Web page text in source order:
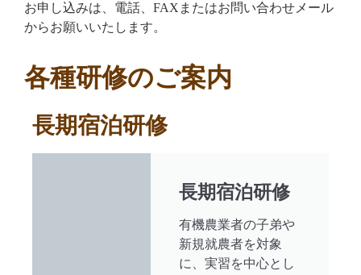
お申し込みは、電話、FAXまたはお問い合わせメール
からお願いいたします。
各種研修のご案内
長期宿泊研修
長期宿泊研修
有機農業者の子弟や
新規就農者を対象
に、実習を中心とし